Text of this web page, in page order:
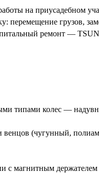
на приусадебном
перемещение грузов,
ремонт —
типами колес —
венцов (чугунный,
с магнитным